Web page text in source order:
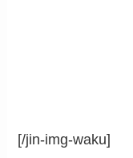
[/jin-img-waku]